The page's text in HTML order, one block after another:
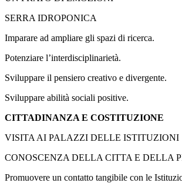
SERRA IDROPONICA
Imparare ad ampliare gli spazi di ricerca.
Potenziare l’interdisciplinarietà.
Sviluppare il pensiero creativo e divergente.
Sviluppare abilità sociali positive.
CITTADINANZA E COSTITUZIONE
VISITA AI PALAZZI DELLE ISTITUZIONI
CONOSCENZA DELLA CITTA E DELLA
Promuovere un contatto tangibile con le